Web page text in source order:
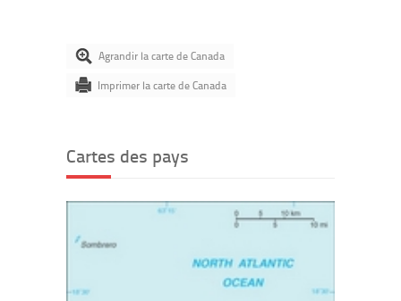
Agrandir la carte de Canada
Imprimer la carte de Canada
Cartes des pays